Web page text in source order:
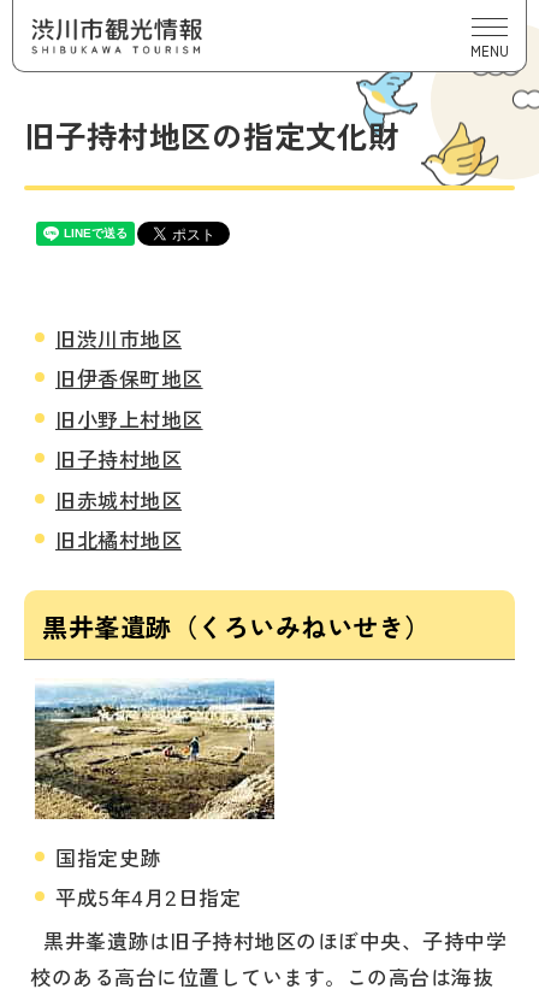
MENU
旧子持村地区の指定文化財
旧渋川市地区
旧伊香保町地区
旧小野上村地区
旧子持村地区
旧赤城村地区
旧北橘村地区
黒井峯遺跡（くろいみねいせき）
国指定史跡
平成5年4月2日指定
黒井峯遺跡は旧子持村地区のほぼ中央、子持中学
校のある高台に位置しています。この高台は海抜